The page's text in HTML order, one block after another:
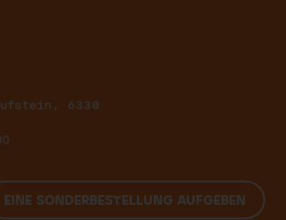
6330
EINE SONDERBESTELLUNG AUFGEBEN